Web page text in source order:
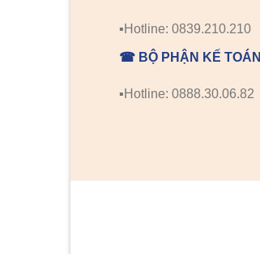
▪️Hotline: 0839.210.210
☎ BỘ PHẬN KẾ TOÁN
▪️Hotline: 0888.30.06.82